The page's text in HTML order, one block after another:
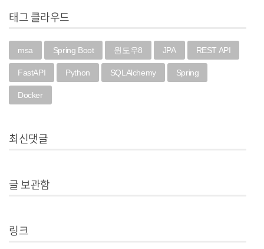
태그 클라우드
msa Spring Boot 윈도우8 JPA REST API
FastAPI Python SQLAlchemy Spring
Docker
최신댓글
글 보관함
링크